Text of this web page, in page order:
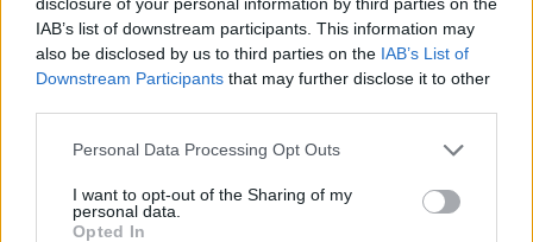
IAB’s list of downstream participants. This information may
also be disclosed by us to third parties on the IAB’s List of
Downstream Participants that may further disclose it to other
Personal Data Processing Opt Outs
I want to opt-out of the Sharing of my
personal data.
Opted In
Πράσινο
,
Πράσινο μήλο
Ροζ
,